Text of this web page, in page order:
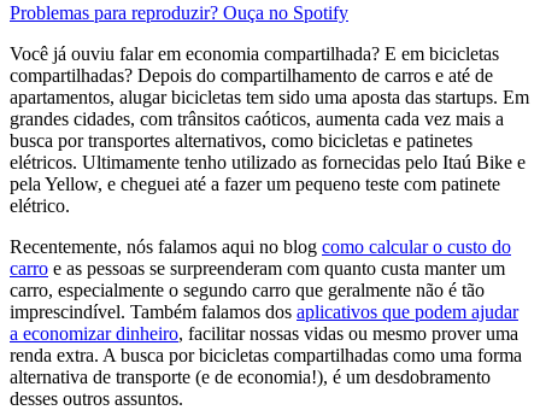
Problemas para reproduzir? Ouça no Spotify
Você já ouviu falar em economia compartilhada? E em bicicletas
compartilhadas? Depois do compartilhamento de carros e até de
apartamentos, alugar bicicletas tem sido uma aposta das startups. Em
grandes cidades, com trânsitos caóticos, aumenta cada vez mais a
busca por transportes alternativos, como bicicletas e patinetes
elétricos. Ultimamente tenho utilizado as fornecidas pelo Itaú Bike e
pela Yellow, e cheguei até a fazer um pequeno teste com patinete
elétrico.
Recentemente, nós falamos aqui no blog como calcular o custo do
carro e as pessoas se surpreenderam com quanto custa manter um
carro, especialmente o segundo carro que geralmente não é tão
imprescindível. Também falamos dos aplicativos que podem ajudar
a economizar dinheiro, facilitar nossas vidas ou mesmo prover uma
renda extra. A busca por bicicletas compartilhadas como uma forma
alternativa de transporte (e de economia!), é um desdobramento
desses outros assuntos.